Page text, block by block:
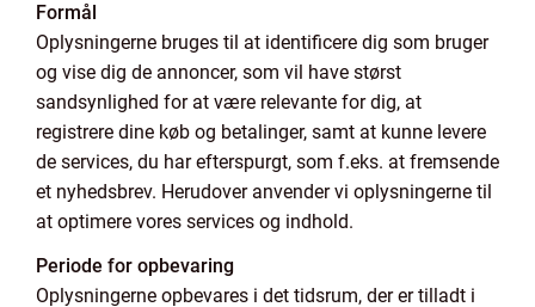
Formål
Oplysningerne bruges til at identificere dig som bruger
og vise dig de annoncer, som vil have størst
sandsynlighed for at være relevante for dig, at
registrere dine køb og betalinger, samt at kunne levere
de services, du har efterspurgt, som f.eks. at fremsende
et nyhedsbrev. Herudover anvender vi oplysningerne til
at optimere vores services og indhold.
Periode for opbevaring
Oplysningerne opbevares i det tidsrum, der er tilladt i